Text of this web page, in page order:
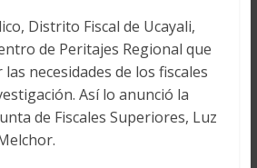
Distrito Fiscal de Ucayali,
de Peritajes Regional que
necesidades de los fiscales
Así lo anunció la
de Fiscales Superiores, Luz